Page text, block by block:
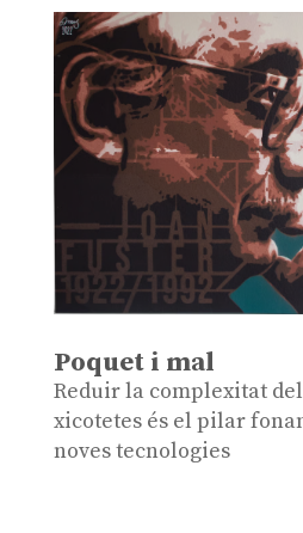
Poquet i mal
Reduir la complexitat
xicotetes és el pilar
noves tecnologies